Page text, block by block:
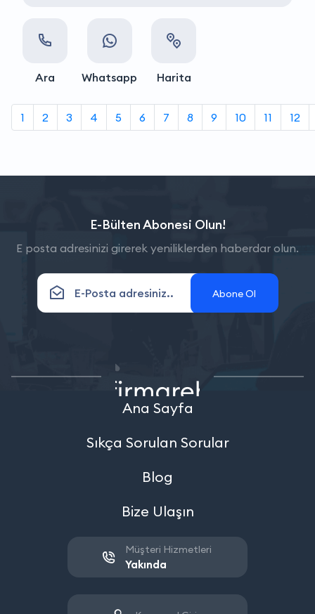
Ara Whatsapp Harita
1 2 3 4 5 6 7 8 9 10 11 12
E-Bülten Abonesi Olun!
E posta adresinizi girerek yeniliklerden haberdar olun.
Abone Ol
Ana Sayfa
Sıkça Sorulan Sorular
Blog
Bize Ulaşın
Müşteri Hizmetleri
Yakında